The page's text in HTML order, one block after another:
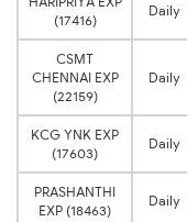
(17416)
Daily
CSMT
CHENNAI EXP
(22159)
Daily
KCG YNK EXP
(17603)
Daily
PRASHANTHI
EXP (18463)
Daily